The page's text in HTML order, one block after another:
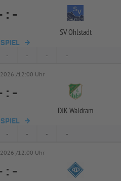
: -
SV Ohlstadt
- - - -
/12:00 Uhr
: -
DJK Waldram
- - - -
/12:00 Uhr
: -